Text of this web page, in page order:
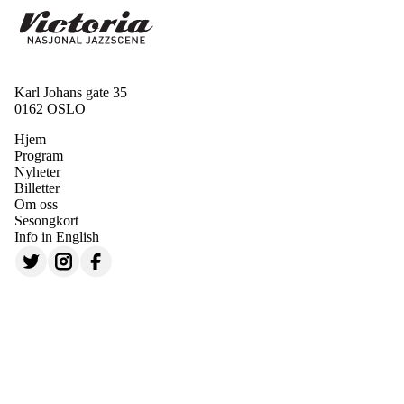
Karl Johans gate 35
0162 OSLO
Hjem
Program
Nyheter
Billetter
Om oss
Sesongkort
Info in English